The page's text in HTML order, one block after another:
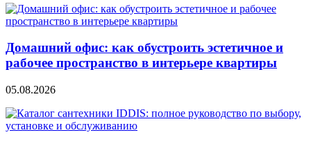
Домашний офис: как обустроить эстетичное и
рабочее пространство в интерьере квартиры
05.08.2026